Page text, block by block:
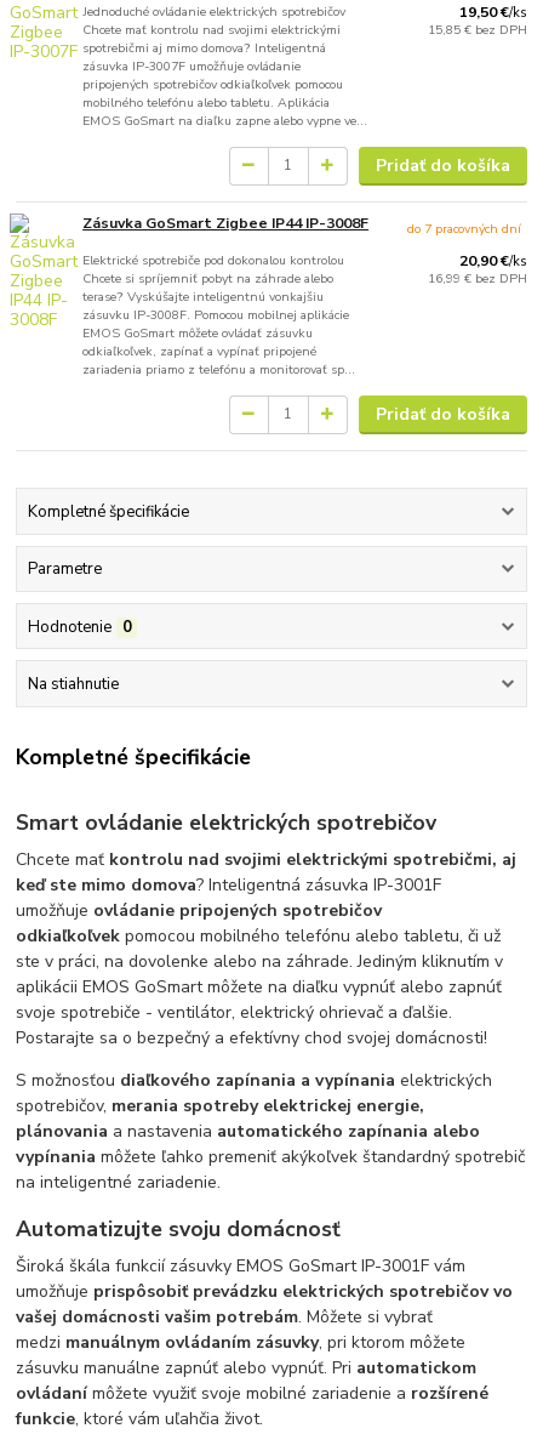
Jednoduché ovládanie elektrických spotrebičov
Chcete mať kontrolu nad svojimi elektrickými
spotrebičmi aj mimo domova? Inteligentná
zásuvka IP-3007F umožňuje ovládanie
pripojených spotrebičov odkiaľkoľvek pomocou
mobilného telefónu alebo tabletu. Aplikácia
EMOS GoSmart na diaľku zapne alebo vypne ve...
19,50 €/ks
15,85 € bez DPH
Pridať do košíka
Zásuvka GoSmart Zigbee IP44 IP-3008F
Elektrické spotrebiče pod dokonalou kontrolou
Chcete si spríjemniť pobyt na záhrade alebo
terase? Vyskúšajte inteligentnú vonkajšiu
zásuvku IP-3008F. Pomocou mobilnej aplikácie
EMOS GoSmart môžete ovládať zásuvku
odkiaľkoľvek, zapínať a vypínať pripojené
zariadenia priamo z telefónu a monitorovať sp...
20,90 €/ks
16,99 € bez DPH
do 7 pracovných dní
Pridať do košíka
Kompletné špecifikácie
Parametre
Hodnotenie 0
Na stiahnutie
Kompletné špecifikácie
Smart ovládanie elektrických spotrebičov
Chcete mať kontrolu nad svojimi elektrickými spotrebičmi, aj
keď ste mimo domova? Inteligentná zásuvka IP-3001F
umožňuje ovládanie pripojených spotrebičov
odkiaľkoľvek pomocou mobilného telefónu alebo tabletu, či už
ste v práci, na dovolenke alebo na záhrade. Jediným kliknutím v
aplikácii EMOS GoSmart môžete na diaľku vypnúť alebo zapnúť
svoje spotrebiče - ventilátor, elektrický ohrievač a ďalšie.
Postarajte sa o bezpečný a efektívny chod svojej domácnosti!
S možnosťou diaľkového zapínania a vypínania elektrických
spotrebičov, merania spotreby elektrickej energie,
plánovania a nastavenia automatického zapínania alebo
vypínania môžete ľahko premeniť akýkoľvek štandardný spotrebič
na inteligentné zariadenie.
Automatizujte svoju domácnosť
Široká škála funkcií zásuvky EMOS GoSmart IP-3001F vám
umožňuje prispôsobiť prevádzku elektrických spotrebičov vo
vašej domácnosti vašim potrebám. Môžete si vybrať
medzi manuálnym ovládaním zásuvky, pri ktorom môžete
zásuvku manuálne zapnúť alebo vypnúť. Pri automatickom
ovládanímôžete využiť svoje mobilné zariadenie a rozšírené
funkcie, ktoré vám uľahčia život.